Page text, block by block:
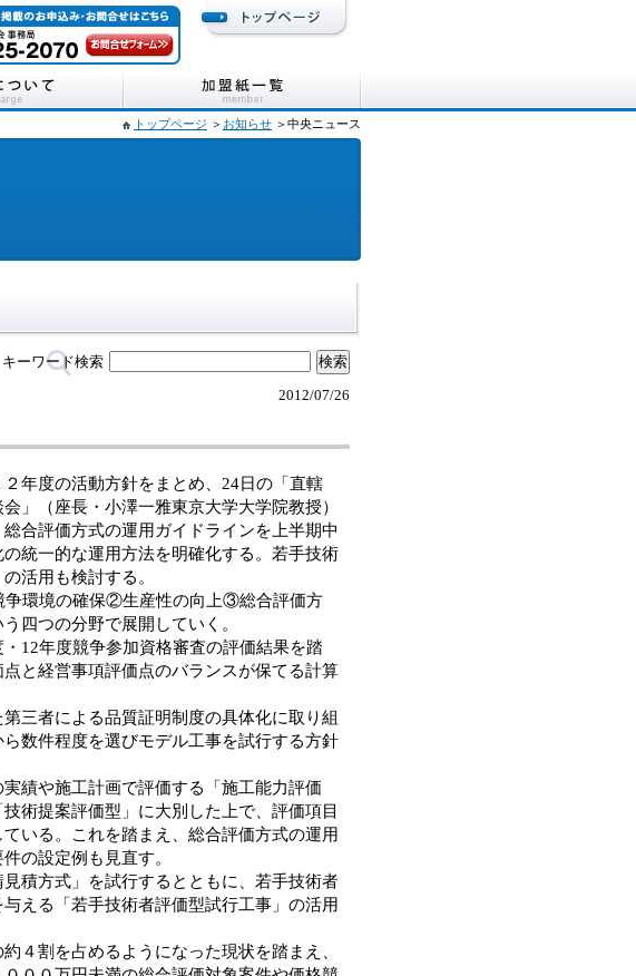
トップページ ＞ お知らせ ＞中央ニュース
キーワード検索
2012/07/26
年度の活動方針をまとめ、24日の「直轄
」（座長・小澤一雅東京大学大学院教授）
合評価方式の運用ガイドラインを上半期中
統一的な運用方法を明確化する。若手技術
活用も検討する。
環境の確保②生産性の向上③総合評価方
四つの分野で展開していく。
12年度競争参加資格審査の評価結果を踏
と経営事項評価点のバランスが保てる計算
三者による品質証明制度の具体化に取り組
数件程度を選びモデル工事を試行する方針
績や施工計画で評価する「施工能力評価
術提案評価型」に大別した上で、評価項目
いる。これを踏まえ、総合評価方式の運用
の設定例も見直す。
積方式」を試行するとともに、若手技術者
える「若手技術者評価型試行工事」の活用
４割を占めるようになった現状を踏まえ、